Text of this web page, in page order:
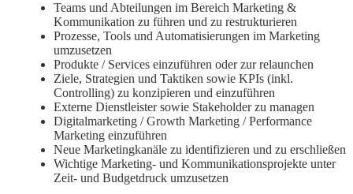
Teams und Abteilungen im Bereich Marketing &
Kommunikation zu führen und zu restrukturieren
Prozesse, Tools und Automatisierungen im Marketing
umzusetzen
Produkte / Services einzuführen oder zur relaunchen
Ziele, Strategien und Taktiken sowie KPIs (inkl.
Controlling) zu konzipieren und einzuführen
Externe Dienstleister sowie Stakeholder zu managen
Digitalmarketing / Growth Marketing / Performance
Marketing einzuführen
Neue Marketingkanäle zu identifizieren und zu erschließen
Wichtige Marketing- und Kommunikationsprojekte unter
Zeit- und Budgetdruck umzusetzen